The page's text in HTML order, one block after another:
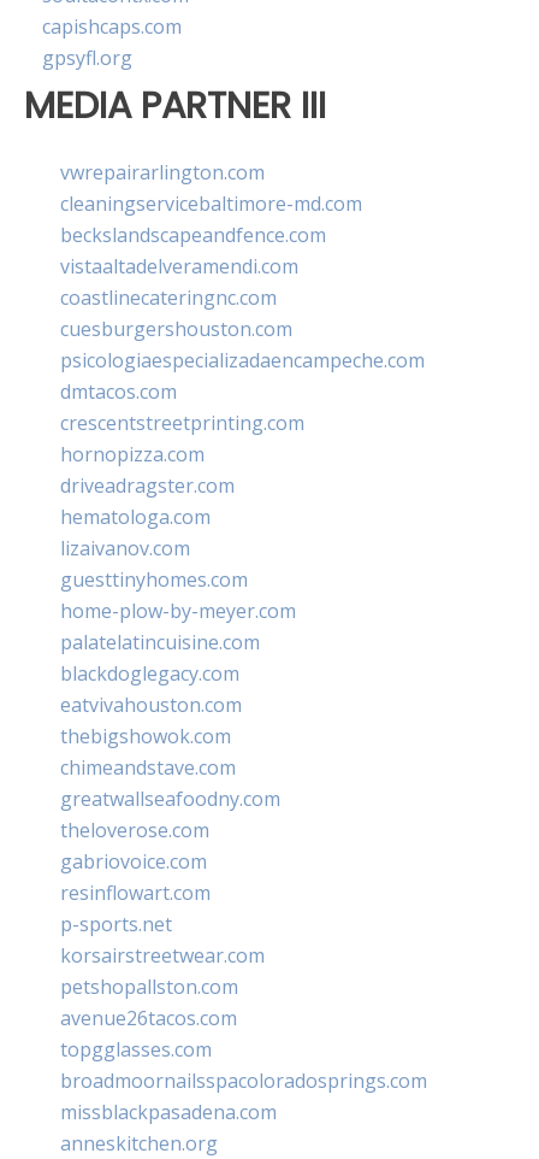
capishcaps.com
gpsyfl.org
MEDIA PARTNER III
vwrepairarlington.com
cleaningservicebaltimore-md.com
beckslandscapeandfence.com
vistaaltadelveramendi.com
coastlinecateringnc.com
cuesburgershouston.com
psicologiaespecializadaencampeche.com
dmtacos.com
crescentstreetprinting.com
hornopizza.com
driveadragster.com
hematologa.com
lizaivanov.com
guesttinyhomes.com
home-plow-by-meyer.com
palatelatincuisine.com
blackdoglegacy.com
eatvivahouston.com
thebigshowok.com
chimeandstave.com
greatwallseafoodny.com
theloverose.com
gabriovoice.com
resinflowart.com
p-sports.net
korsairstreetwear.com
petshopallston.com
avenue26tacos.com
topgglasses.com
broadmoornailsspacoloradosprings.com
missblackpasadena.com
anneskitchen.org